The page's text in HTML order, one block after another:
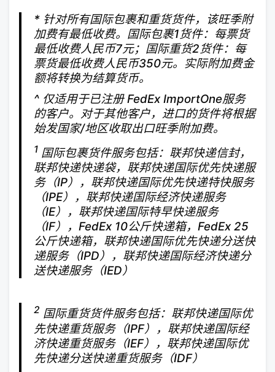
* 针对所有国际包裹和重货货件，该旺季附
加费有最低收费。国际包裹1货件：每票货
最低收费人民币7元；国际重货2货件：每
票货最低收费人民币350元。实际附加费金
额将转换为结算货币。
^ 仅适用于已注册 FedEx ImportOne服务
的客户。对于其他客户，进口的货件将根据
始发国家/地区收取出口旺季附加费。
1 国际包裹货件服务包括：联邦快递信封，
联邦快递快递袋，联邦快递国际优先快递服
务（IP），联邦快递国际优先快递特快服务
（IPE），联邦快递国际经济快递服务
（IE），联邦快递国际特早快递服务
（IF），FedEx 10公斤快递箱，FedEx 25
公斤快递箱，联邦快递国际优先快递分送快
递服务（IPD），联邦快递国际经济快递分
送快递服务（IED）
2 国际重货货件服务包括：联邦快递国际优
先快递重货服务（IPF），联邦快递国际经
济快递重货服务（IEF），联邦快递国际优
先快递分送快递重货服务（IDF）